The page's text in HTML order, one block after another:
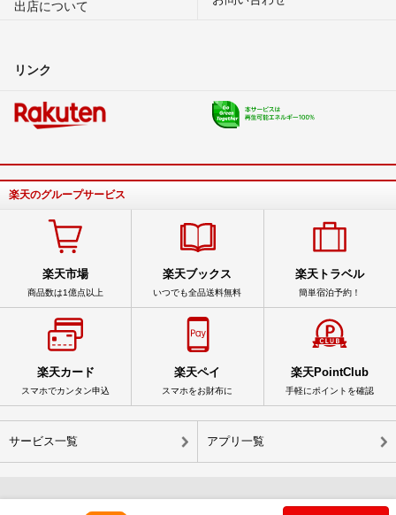
出店について
リンク
楽天のグループサービス
楽天市場
商品数は1億点以上
楽天ブックス
いつでも全品送料無料
楽天トラベル
簡単宿泊予約！
楽天カード
スマホでカンタン申込
楽天ペイ
スマホをお財布に
楽天PointClub
手軽にポイントを確認
サービス一覧 アプリ一覧